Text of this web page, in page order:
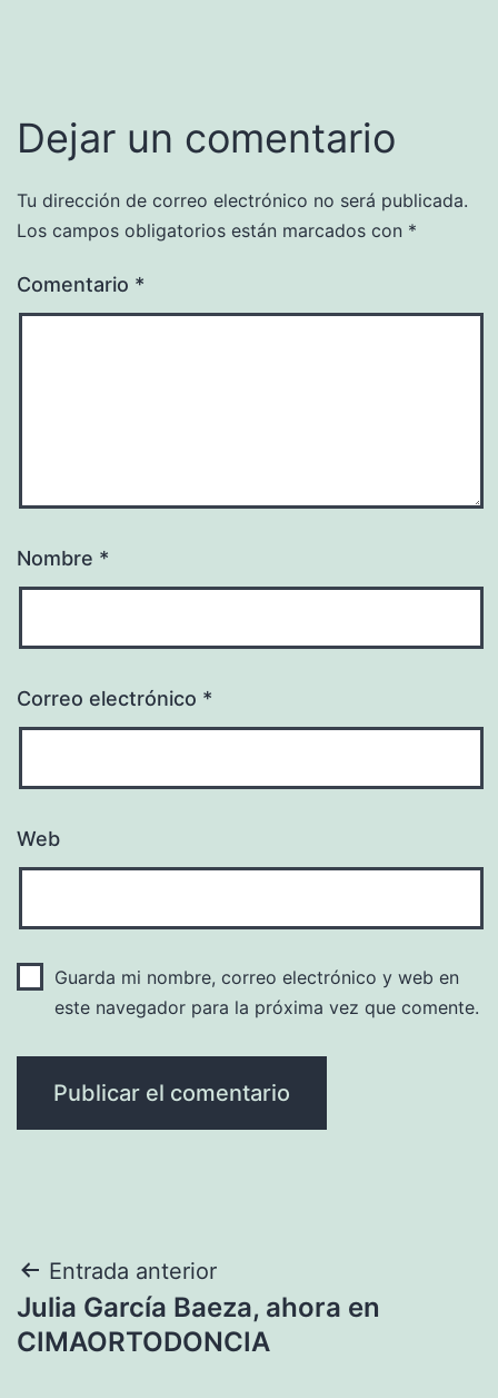
Dejar un comentario
Tu dirección de correo electrónico no será publicada.
Los campos obligatorios están marcados con *
Comentario *
Nombre *
Correo electrónico *
Web
Guarda mi nombre, correo electrónico y web en
este navegador para la próxima vez que comente.
Navegación
de
Entrada anterior
Julia García Baeza, ahora en
CIMAORTODONCIA